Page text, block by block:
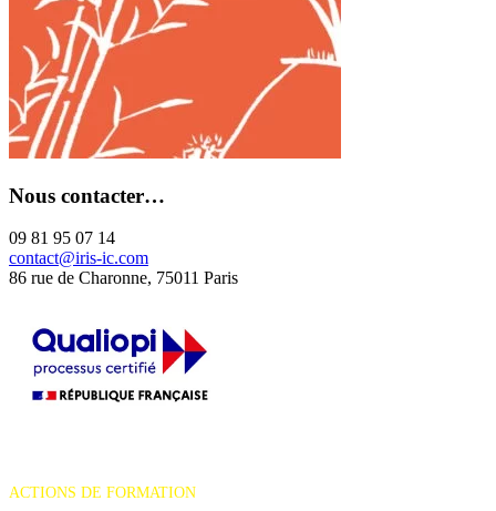
Nous contacter…
09 81 95 07 14
contact@iris-ic.com
86 rue de Charonne, 75011 Paris
ACTIONS DE FORMATION